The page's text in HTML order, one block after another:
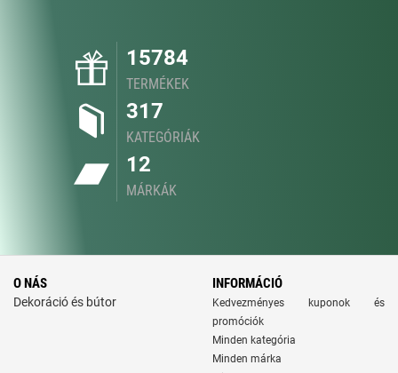
15784
TERMÉKEK
317
KATEGÓRIÁK
12
MÁRKÁK
O NÁS
Dekoráció és bútor
INFORMÁCIÓ
Kedvezményes kuponok és
promóciók
Minden kategória
Minden márka